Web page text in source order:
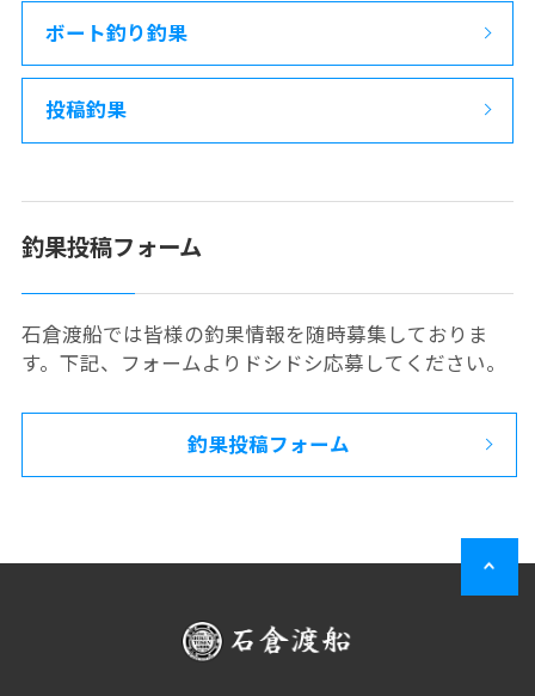
ボート釣り釣果
投稿釣果
釣果投稿フォーム
石倉渡船では皆様の釣果情報を随時募集しておりま
す。下記、フォームよりドシドシ応募してください。
釣果投稿フォーム